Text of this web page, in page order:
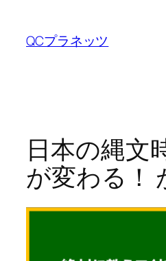
QCプラネッツ
日本の縄文
が変わる！